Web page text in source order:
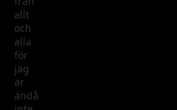
allt
och
alla
för
jag
är
ändå